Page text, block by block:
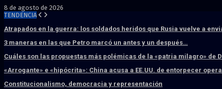
8 de agosto de 2026
TENDENCIA
Atrapados en la guerra: los soldados heridos que Rusia vuelve a
3 maneras en las que Petro marcó un antes y un después…
Cuáles son las propuestas más polémicas de la «patria milagro» de
«Arrogante» e «hipócrita»: China acusa a EE.UU. de entorpecer
Constitucionalismo, democracia y representación